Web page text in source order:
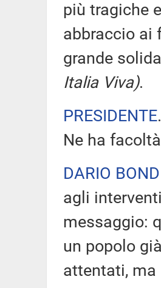
più tragiche
abbraccio ai
grande
Italia Viva).
PRESIDENTE
Ne ha
DARIO BOND
agli
messaggio:
un popolo
attentati, ma